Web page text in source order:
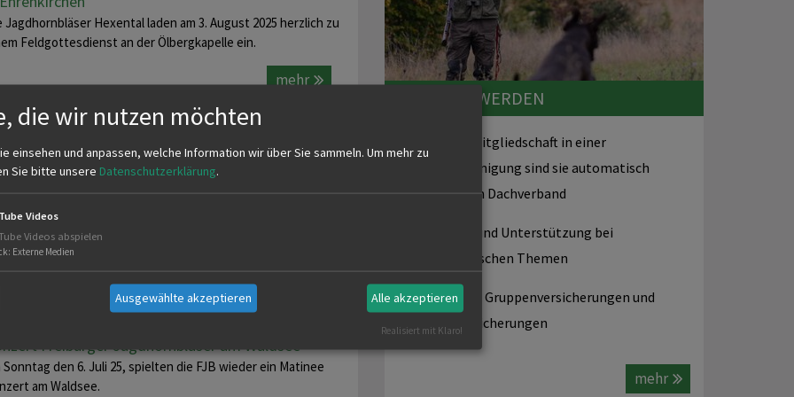
Jagdhornbläser Hexental laden am 3. August 2025 herzlich zu
Feldgottesdienst an der Ölbergkapelle ein.
mehr
beim Jung(e) Jäger Schießen 2025!
für ein Tag, was für ein Erfolg! Das Jung(e) Jäger Schießen
Freiburger Jagdhornbläser am Waldsee
Sonntag den 6. Juli 25, spielten die FJB wieder ein Matinee
am Waldsee.
MITGLIED WERDEN
Bei einer Mitgliedschaft in einer
Jägervereinigung sind sie automatisch
Mitglied im Dachverband
Beratung und Unterstützung bei
jagdpraktischen Themen
Preiswerte Gruppenversicherungen und
Hundeversicherungen
mehr
die wir nutzen möchten
einsehen und anpassen, welche Information wir über Sie sammeln. Um mehr zu
Sie bitte unsere Datenschutzerklärung.
Videos
Videos abspielen
: Externe Medien
Ausgewählte akzeptieren Alle akzeptieren
Realisiert mit Klaro!